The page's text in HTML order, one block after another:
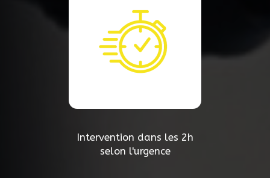
Intervention dans les 2h
selon l'urgence